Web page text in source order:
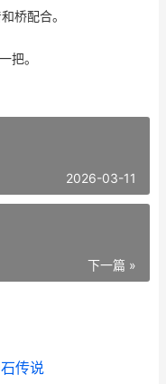
桥配合。
把。
2026-03-11
下一篇 »
传说